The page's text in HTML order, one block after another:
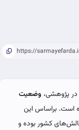
در پژوهشی، وضعیت
است. براساس این
کشور بوده و